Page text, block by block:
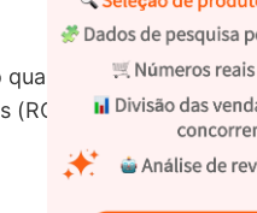
(ROAS) é